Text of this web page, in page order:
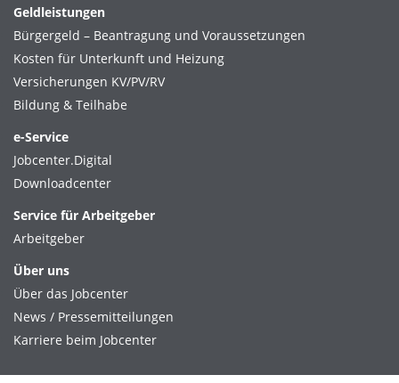
Geldleistungen
Bürgergeld – Beantragung und Voraussetzungen
Kosten für Unterkunft und Heizung
Versicherungen KV/PV/RV
Bildung & Teilhabe
e-Service
Jobcenter.Digital
Downloadcenter
Service für Arbeitgeber
Arbeitgeber
Über uns
Über das Jobcenter
News / Pressemitteilungen
Karriere beim Jobcenter